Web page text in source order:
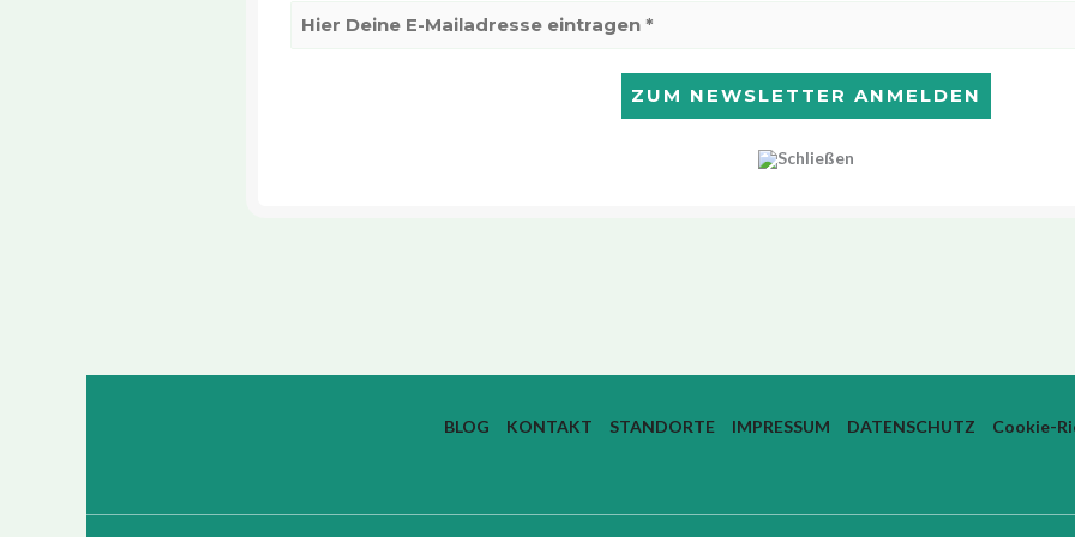
BLOG KONTAKT STANDORTE IMPRESSUM DATENSCHUTZ Cookie-